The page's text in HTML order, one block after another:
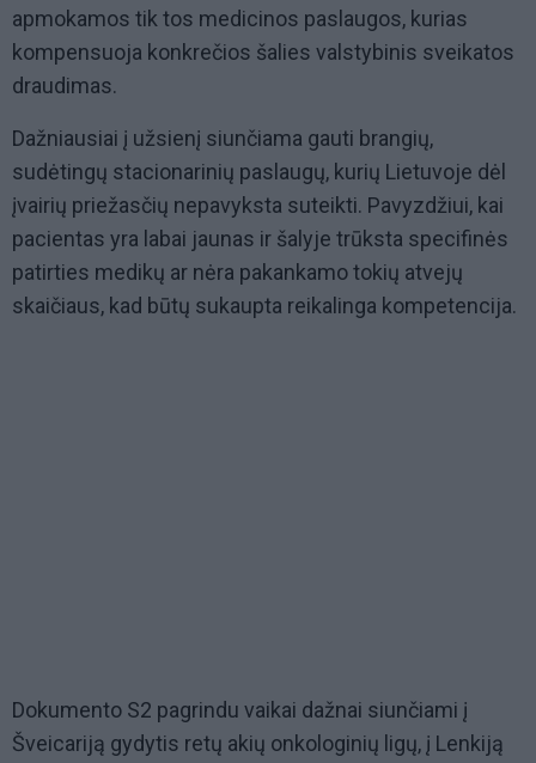
apmokamos tik tos medicinos paslaugos, kurias
kompensuoja konkrečios šalies valstybinis sveikatos
draudimas.
Dažniausiai į užsienį siunčiama gauti brangių,
sudėtingų stacionarinių paslaugų, kurių Lietuvoje dėl
įvairių priežasčių nepavyksta suteikti. Pavyzdžiui, kai
pacientas yra labai jaunas ir šalyje trūksta specifinės
patirties medikų ar nėra pakankamo tokių atvejų
skaičiaus, kad būtų sukaupta reikalinga kompetencija.
Dokumento S2 pagrindu vaikai dažnai siunčiami į
Šveicariją gydytis retų akių onkologinių ligų, į Lenkiją